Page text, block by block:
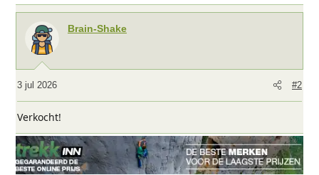
Brain-Shake
3 jul 2026 #2
Verkocht!